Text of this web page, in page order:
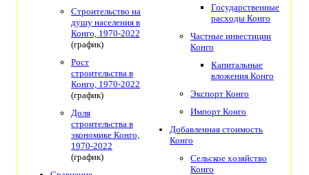
Строительство на
душу населения в
Конго, 1970-2022
(график)
Рост
строительства в
Конго, 1970-2022
(график)
Доля
строительства в
экономике Конго,
1970-2022
(график)
Государственные
расходы Конго
Частные инвестиции
Конго
Капитальные
вложения Конго
Экспорт Конго
Импорт Конго
Добавленная стоимость
Конго
Сельское хозяйство
Конго